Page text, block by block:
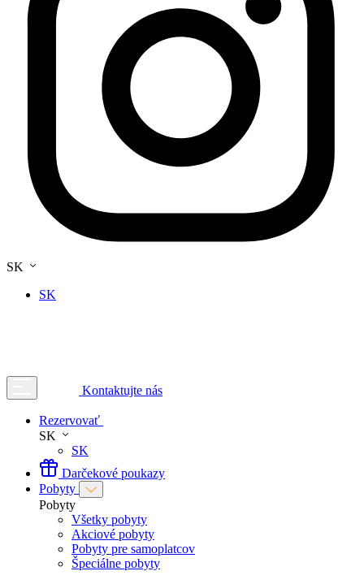
SK
SK
Kontaktujte nás
Rezervovať
SK
SK
Darčekové poukazy
Pobyty
Pobyty
Všetky pobyty
Akciové pobyty
Pobyty pre samoplatcov
Špeciálne pobyty